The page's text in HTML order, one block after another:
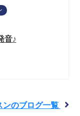
音♪
ンのブログ一覧